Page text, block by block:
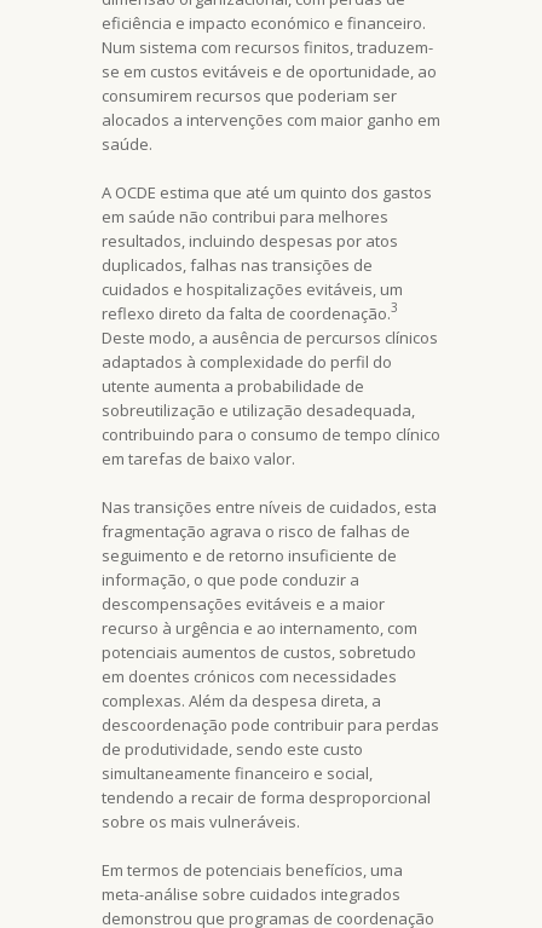
eficiência e impacto económico e financeiro.
Num sistema com recursos finitos, traduzem-
se em custos evitáveis e de oportunidade, ao
consumirem recursos que poderiam ser
alocados a intervenções com maior ganho em
saúde.
A OCDE estima que até um quinto dos gastos
em saúde não contribui para melhores
resultados, incluindo despesas por atos
duplicados, falhas nas transições de
cuidados e hospitalizações evitáveis, um
reflexo direto da falta de coordenação.3
Deste modo, a ausência de percursos clínicos
adaptados à complexidade do perfil do
utente aumenta a probabilidade de
sobreutilização e utilização desadequada,
contribuindo para o consumo de tempo clínico
em tarefas de baixo valor.
Nas transições entre níveis de cuidados, esta
fragmentação agrava o risco de falhas de
seguimento e de retorno insuficiente de
informação, o que pode conduzir a
descompensações evitáveis e a maior
recurso à urgência e ao internamento, com
potenciais aumentos de custos, sobretudo
em doentes crónicos com necessidades
complexas. Além da despesa direta, a
descoordenação pode contribuir para perdas
de produtividade, sendo este custo
simultaneamente financeiro e social,
tendendo a recair de forma desproporcional
sobre os mais vulneráveis.
Em termos de potenciais benefícios, uma
meta-análise sobre cuidados integrados
demonstrou que programas de coordenação